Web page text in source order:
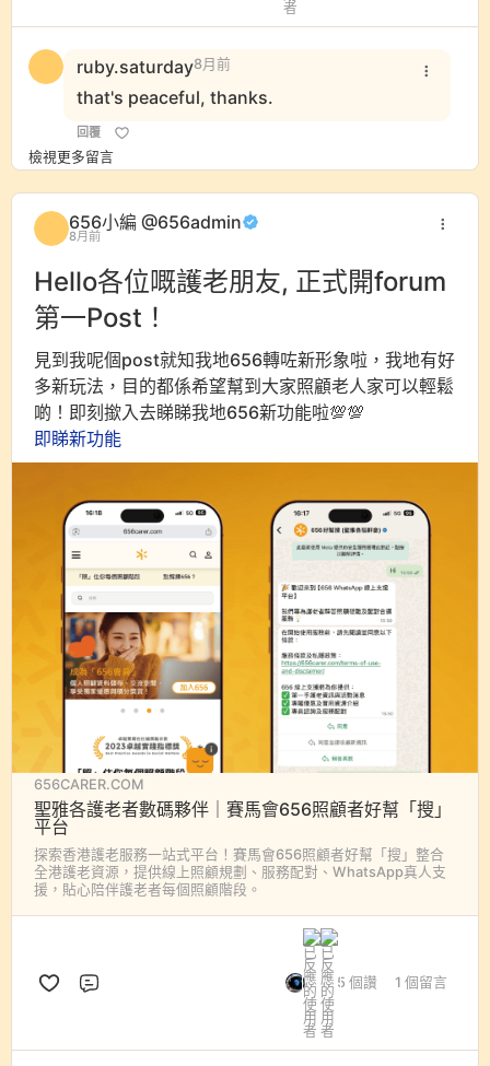
ruby.saturday8月前
that's peaceful, thanks.
回覆
檢視更多留言
656小編 @656admin
8月前
Hello各位嘅護老朋友, 正式開forum
第一Post！
見到我呢個post就知我地656轉咗新形象啦，我地有好
多新玩法，目的都係希望幫到大家照顧老人家可以輕鬆
啲！即刻撳入去睇睇我地656新功能啦💯💯
即睇新功能
656CARER.COM
聖雅各護老者數碼夥伴｜賽馬會656照顧者好幫「搜」
平台
探索香港護老服務一站式平台！賽馬會656照顧者好幫「搜」整合
全港護老資源，提供線上照顧規劃、服務配對、WhatsApp真人支
援，貼心陪伴護老者每個照顧階段。
5 個讚 1 個留言